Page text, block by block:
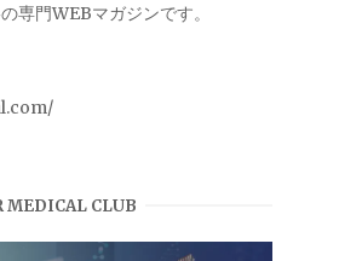
専門WEBマガジンです。
MEDICAL CLUB